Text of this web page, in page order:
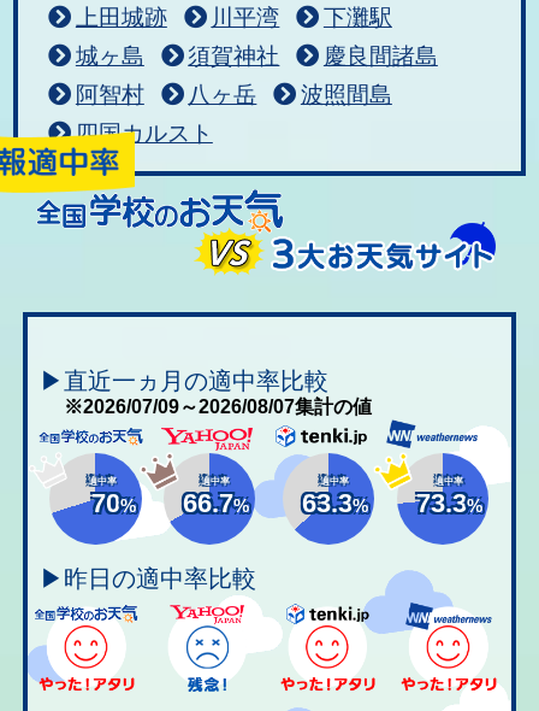
上田城跡
川平湾
下灘駅
城ヶ島
須賀神社
慶良間諸島
阿智村
八ヶ岳
波照間島
四国カルスト
▶直近一ヵ月の適中率比較
※2026/07/09～2026/08/07集計の値
適中率
70%
適中率
66.7%
適中率
63.3%
適中率
73.3%
▶昨日の適中率比較